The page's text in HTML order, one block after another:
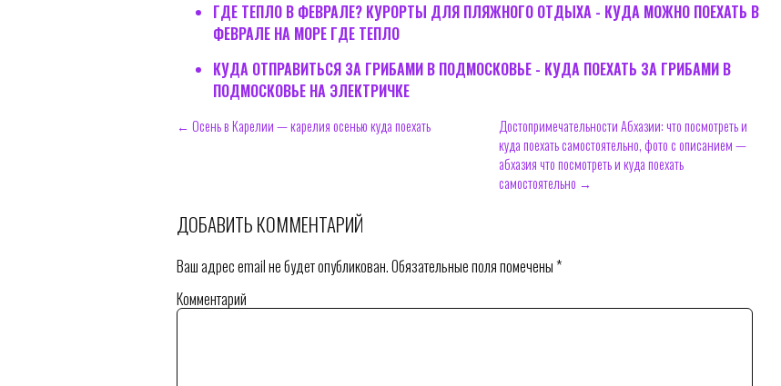
ГДЕ ТЕПЛО В ФЕВРАЛЕ? КУРОРТЫ ДЛЯ ПЛЯЖНОГО ОТДЫХА - КУДА МОЖНО ПОЕХАТЬ В
ФЕВРАЛЕ НА МОРЕ ГДЕ ТЕПЛО
КУДА ОТПРАВИТЬСЯ ЗА ГРИБАМИ В ПОДМОСКОВЬЕ - КУДА ПОЕХАТЬ ЗА ГРИБАМИ В
ПОДМОСКОВЬЕ НА ЭЛЕКТРИЧКЕ
← Осень в Карелии — карелия осенью куда поехать
Достопримечательности Абхазии: что посмотреть и
куда поехать самостоятельно, фото с описанием —
абхазия что посмотреть и куда поехать
самостоятельно →
ДОБАВИТЬ КОММЕНТАРИЙ
Ваш адрес email не будет опубликован.Обязательные поля помечены*
Комментарий